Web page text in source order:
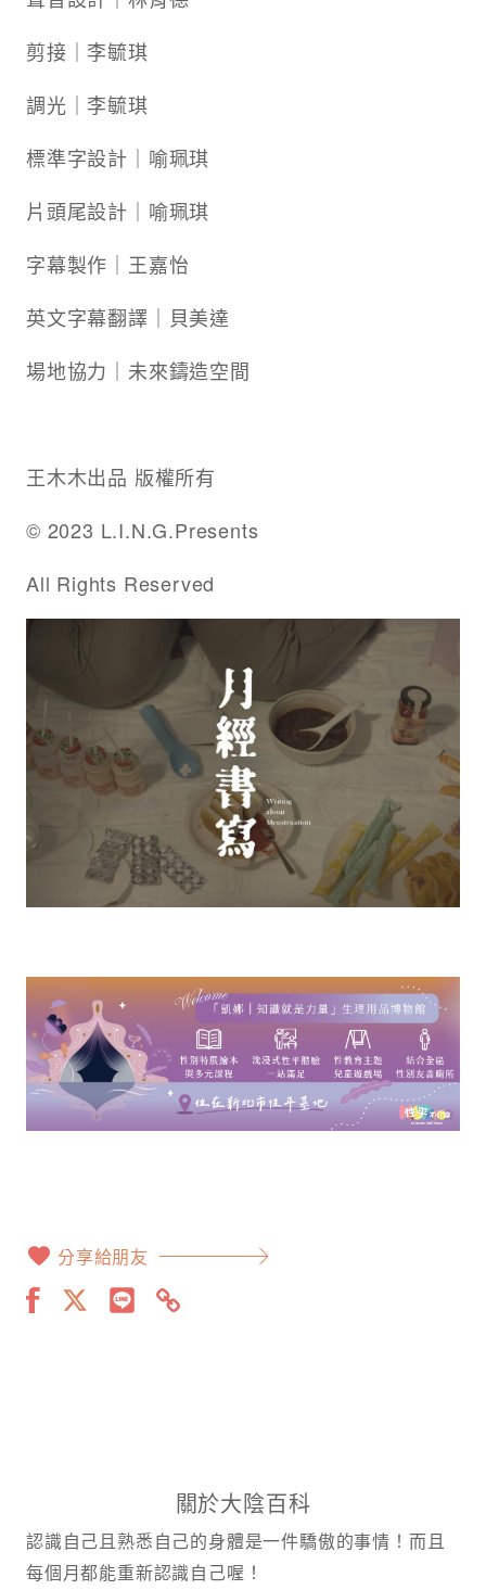
剪接｜李毓琪
調光｜李毓琪
標準字設計｜喻珮琪
片頭尾設計｜喻珮琪
字幕製作｜王嘉怡
英文字幕翻譯｜貝美達
場地協力｜未來鑄造空間
王木木出品 版權所有
© 2023 L.I.N.G.Presents
All Rights Reserved
分享給朋友
關於大陰百科
認識自己且熟悉自己的身體是一件驕傲的事情！而且
每個月都能重新認識自己喔！